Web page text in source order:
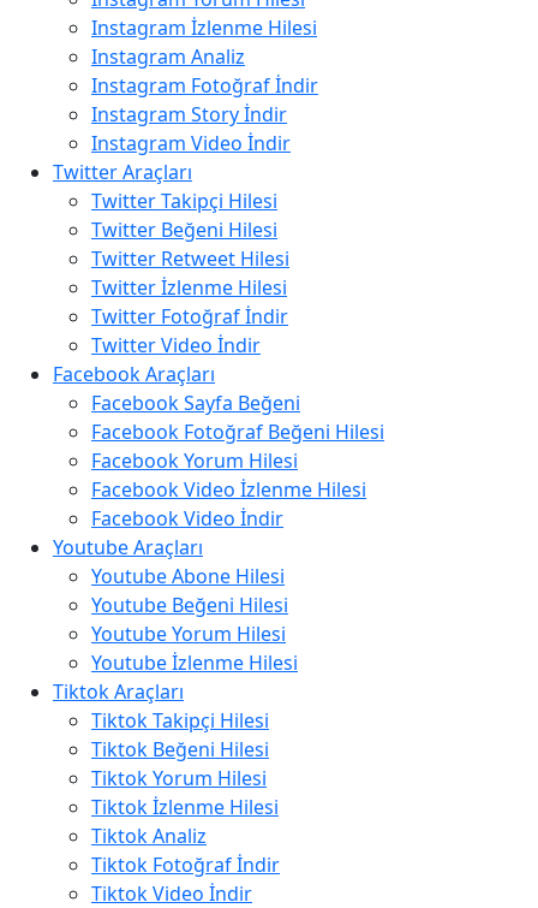
Instagram İzlenme Hilesi
Instagram Analiz
Instagram Fotoğraf İndir
Instagram Story İndir
Instagram Video İndir
Twitter Araçları
Twitter Takipçi Hilesi
Twitter Beğeni Hilesi
Twitter Retweet Hilesi
Twitter İzlenme Hilesi
Twitter Fotoğraf İndir
Twitter Video İndir
Facebook Araçları
Facebook Sayfa Beğeni
Facebook Fotoğraf Beğeni Hilesi
Facebook Yorum Hilesi
Facebook Video İzlenme Hilesi
Facebook Video İndir
Youtube Araçları
Youtube Abone Hilesi
Youtube Beğeni Hilesi
Youtube Yorum Hilesi
Youtube İzlenme Hilesi
Tiktok Araçları
Tiktok Takipçi Hilesi
Tiktok Beğeni Hilesi
Tiktok Yorum Hilesi
Tiktok İzlenme Hilesi
Tiktok Analiz
Tiktok Fotoğraf İndir
Tiktok Video İndir